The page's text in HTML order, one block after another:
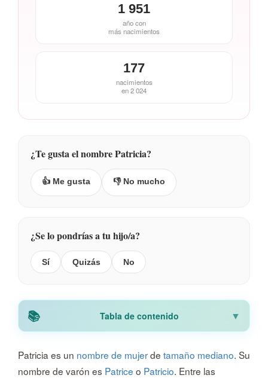
1 951
año con
más nacimientos
177
nacimientos
en 2 024
¿Te gusta el nombre Patricia?
👍 Me gusta 👎 No mucho
¿Se lo pondrías a tu hijo/a?
Sí Quizás No
Tabla de contenido
Patricia es un nombre de mujerde tamaño mediano. Su
nombre de varón es Patrice o Patricio. Entre las